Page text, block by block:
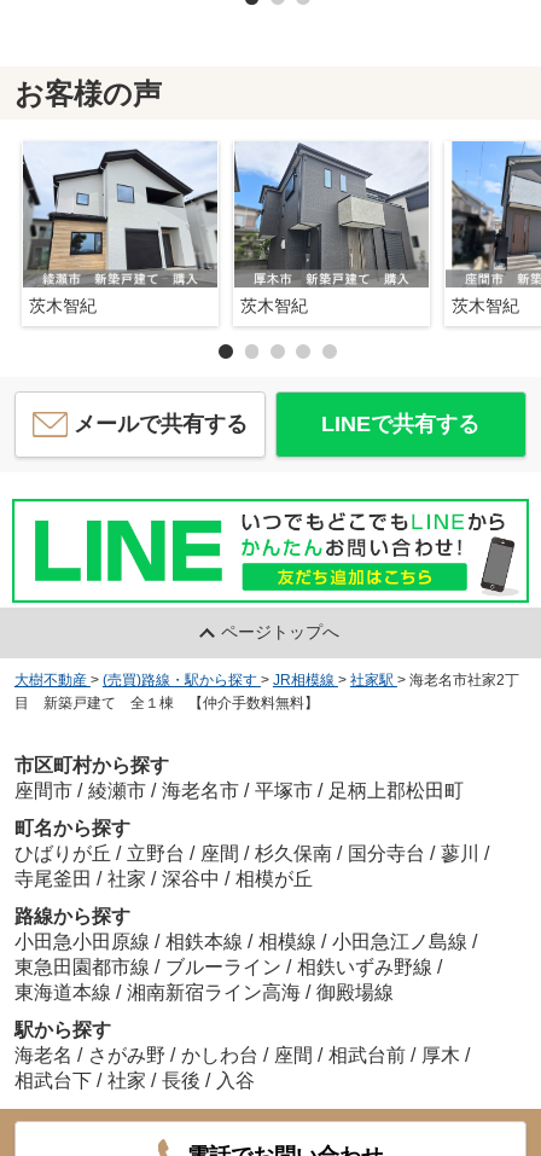
お客様の声
茨木智紀 茨木智紀 茨木智紀
メールで共有する LINEで共有する
ページトップへ
大樹不動産 > (売買)路線・駅から探す > JR相模線 > 社家駅 > 海老名市社家2丁
目 新築戸建て 全１棟 【仲介手数料無料】
市区町村から探す
座間市 / 綾瀬市 / 海老名市 / 平塚市 / 足柄上郡松田町
町名から探す
ひばりが丘 / 立野台 / 座間 / 杉久保南 / 国分寺台 / 蓼川 /
寺尾釜田 / 社家 / 深谷中 / 相模が丘
路線から探す
小田急小田原線 / 相鉄本線 / 相模線 / 小田急江ノ島線 /
東急田園都市線 / ブルーライン / 相鉄いずみ野線 /
東海道本線 / 湘南新宿ライン高海 / 御殿場線
駅から探す
海老名 / さがみ野 / かしわ台 / 座間 / 相武台前 / 厚木 /
相武台下 / 社家 / 長後 / 入谷